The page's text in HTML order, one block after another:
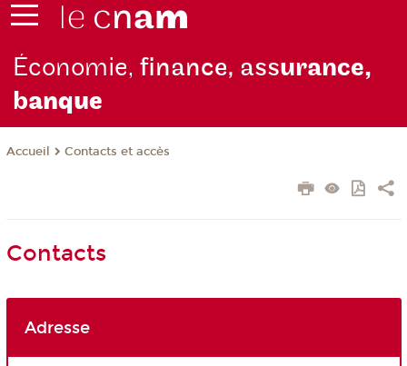
Économie,finance, assurance,
banque
Accueil Contacts et accès
Contacts
Adresse